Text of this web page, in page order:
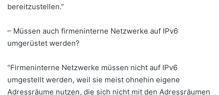
bereitzustellen.”
– Müssen auch firmeninterne Netzwerke auf IPv6
umgerüstet werden?
“Firmeninterne Netzwerke müssen nicht auf IPv6
umgestellt werden, weil sie meist ohnehin eigene
Adressräume nutzen, die sich nicht mit den Adressräumen